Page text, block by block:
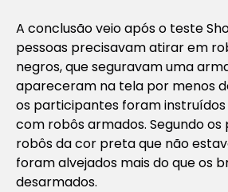
A conclusão veio após o teste
pessoas precisavam atirar em
negros, que seguravam uma
apareceram na tela por menos
os participantes foram
com robôs armados. Segundo os
robôs da cor preta que não
foram alvejados mais do que os
desarmados.